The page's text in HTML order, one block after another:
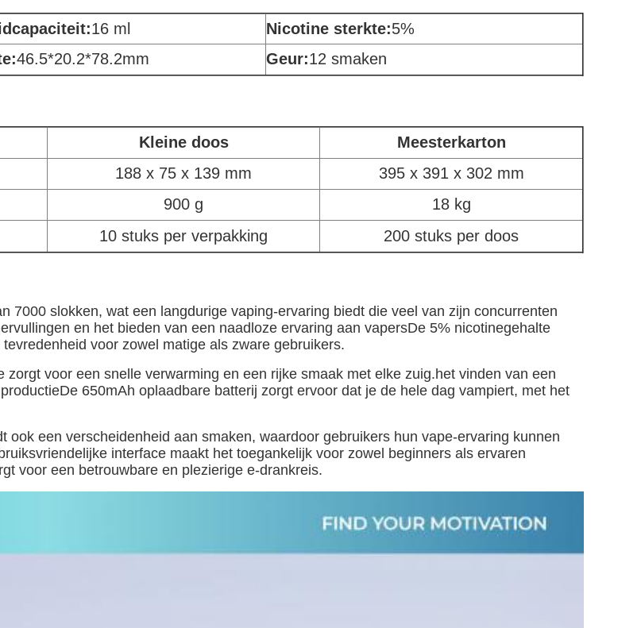
16 ml Nicotine sterkte:5%
46.5*20.2*78.2mm Geur:12 smaken
Kleine doos
Meesterkarton
188 x 75 x 139 mm
395 x 391 x 302 mm
900 g
18 kg
10 stuks per verpakking 200 stuks per doos
7000 slokken, wat een langdurige vaping-ervaring biedt die veel van zijn concurrenten
en het bieden van een naadloze ervaring aan vapersDe 5% nicotinegehalte
voor zowel matige als zware gebruikers.
voor een snelle verwarming en een rijke smaak met elke zuig.het vinden van een
650mAh oplaadbare batterij zorgt ervoor dat je de hele dag vampiert, met het
een verscheidenheid aan smaken, waardoor gebruikers hun vape-ervaring kunnen
interface maakt het toegankelijk voor zowel beginners als ervaren
voor een betrouwbare en plezierige e-drankreis.